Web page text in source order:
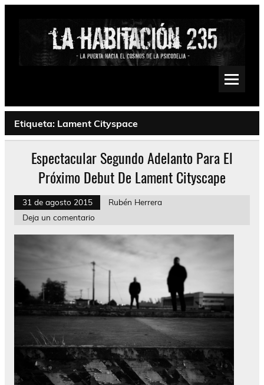
Saltar
Psychedelic, Stoner, Doom, Sludge, Fuzz, Space, Drone
Etiqueta: Lament Cityspace
Espectacular Segundo Adelanto Para El
Próximo Debut De Lament Cityscape
31 de agosto 2015
Rubén Herrera
Deja un comentario